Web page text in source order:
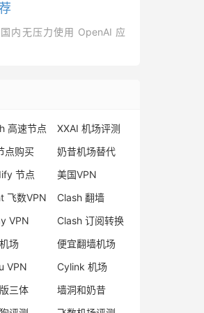
内无压力使用 OpenAI 应
高速节点
XXAI 机场评测
点购买
奶昔机场替代
节点
美国VPN
飞数VPN
Clash 翻墙
VPN
Clash 订阅转换
场
便宜翻墙机场
VPN
Cylink 机场
三体
墙洞和奶昔